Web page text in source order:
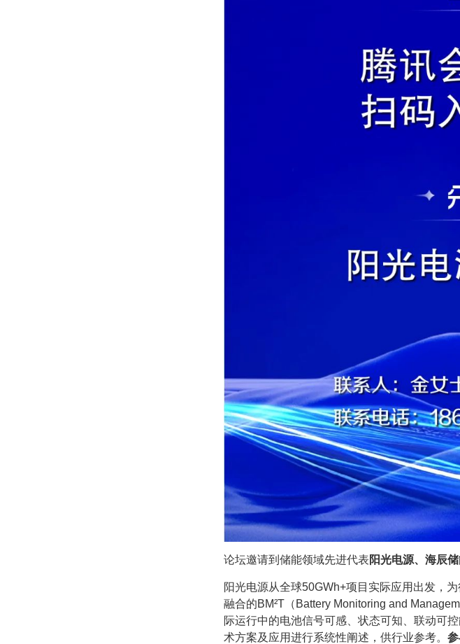
论坛邀请到储能领域先进代表 阳光电源、 海辰
阳光电源从全球50GWh+项目实际应用出发，
融合的BM²T（Battery Monitoring and
际运行中的电池信号可感、状态可知、联动可
术方案及应用进行系统性阐述，供行业参考。